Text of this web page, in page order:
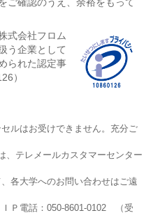
式会社フロム
う企業として
られた認定事
）
ルはお受けできません。充分ご
テレメールカスタマーセンター
各大学へのお問い合わせはご遠
Ｐ電話：050-8601-0102 （受